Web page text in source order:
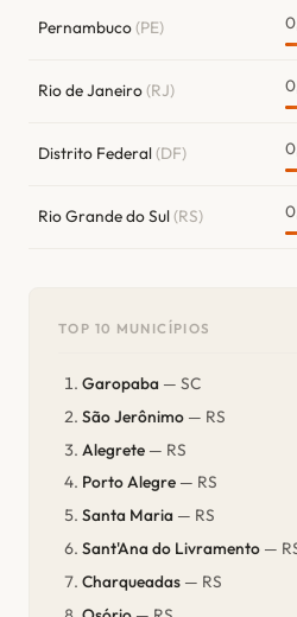
Pernambuco(PE)
Rio de Janeiro(RJ)
Distrito Federal(DF)
Rio Grande do Sul(RS)
TOP 10 MUNICÍPIOS
Garopaba — SC
São Jerônimo — RS
Alegrete — RS
Porto Alegre — RS
Santa Maria — RS
Sant'Ana do Livramento —
Charqueadas — RS